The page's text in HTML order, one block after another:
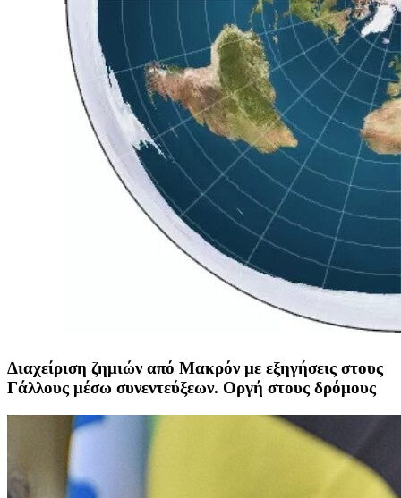
Διαχείριση ζημιών από Μακρόν με εξηγήσεις στους
Γάλλους μέσω συνεντεύξεων. Οργή στους δρόμους